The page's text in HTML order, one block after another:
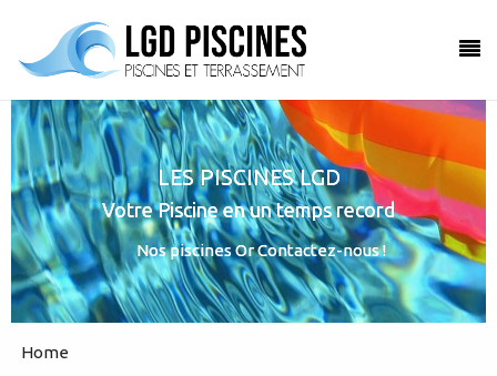
LES PISCINES LGD
Votre Piscine en un temps record
Nos piscinesOrContactez-nous !
Home